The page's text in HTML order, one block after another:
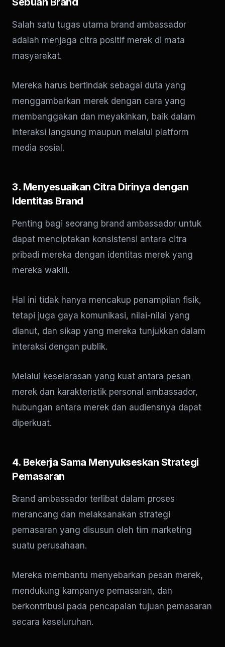
Salah satu tugas utama brand ambassador
adalah menjaga citra positif merek di mata
masyarakat.
Mereka harus bertindak sebagai duta yang
menggambarkan merek dengan cara yang
membanggakan dan meyakinkan, baik dalam
interaksi langsung maupun melalui platform
media sosial.
3. Menyesuaikan Citra Dirinya dengan
Identitas Brand
Penting bagi seorang brand ambassador untuk
dapat menciptakan konsistensi antara citra
pribadi mereka dengan identitas merek yang
mereka wakili.
Hal ini tidak hanya mencakup penampilan fisik,
tetapi juga gaya komunikasi, nilai-nilai yang
dianut, dan sikap yang mereka tunjukkan dalam
interaksi dengan publik.
Melalui keselarasan yang kuat antara pesan
merek dan karakteristik personal ambassador,
hubungan antara merek dan audiensnya dapat
diperkuat.
4. Bekerja Sama Menyukseskan Strategi
Pemasaran
Brand ambassador terlibat dalam proses
merancang dan melaksanakan strategi
pemasaran yang disusun oleh tim marketing
suatu perusahaan.
Mereka membantu menyebarkan pesan merek,
mendukung kampanye pemasaran, dan
berkontribusi pada pencapaian tujuan pemasaran
secara keseluruhan.